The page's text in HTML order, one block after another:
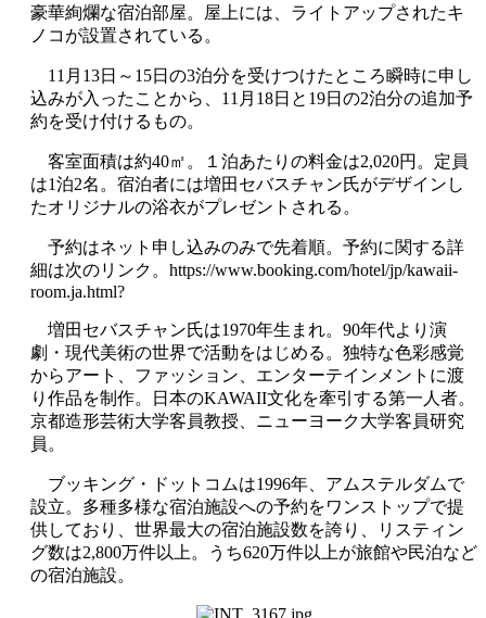
豪華絢爛な宿泊部屋。屋上には、ライトアップされたキ
ノコが設置されている。
11月13日～15日の3泊分を受けつけたところ瞬時に申し
込みが入ったことから、11月18日と19日の2泊分の追加予
約を受け付けるもの。
客室面積は約40㎡。１泊あたりの料金は2,020円。定員
は1泊2名。宿泊者には増田セバスチャン氏がデザインし
たオリジナルの浴衣がプレゼントされる。
予約はネット申し込みのみで先着順。予約に関する詳
細は次のリンク。https://www.booking.com/hotel/jp/kawaii-
room.ja.html?
増田セバスチャン氏は1970年生まれ。90年代より演
劇・現代美術の世界で活動をはじめる。独特な色彩感覚
からアート、ファッション、エンターテインメントに渡
り作品を制作。日本のKAWAII文化を牽引する第一人者。
京都造形芸術大学客員教授、ニューヨーク大学客員研究
員。
ブッキング・ドットコムは1996年、アムステルダムで
設立。多種多様な宿泊施設への予約をワンストップで提
供しており、世界最大の宿泊施設数を誇り、リスティン
グ数は2,800万件以上。うち620万件以上が旅館や民泊など
の宿泊施設。